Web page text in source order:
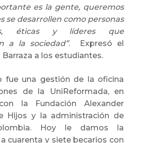
es la gente, queremos
se desarrollen como personas
éticas y líderes que
a la sociedad”. Expresó el
a los estudiantes.
fue una gestión de la oficina
de la UniReformada, en
la Fundación Alexander
Hijos y la administración de
Hoy le damos la
cuarenta y siete becarios con